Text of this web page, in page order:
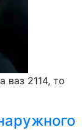
ваз 2114, то